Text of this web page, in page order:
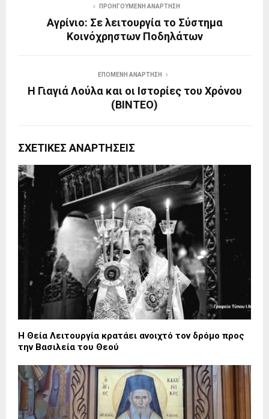
ΠΡΟΗΓΟΎΜΕΝΗ ΑΝΆΡΤΗΣΗ
Αγρίνιο: Σε λειτουργία το Σύστημα
Κοινόχρηστων Ποδηλάτων
ΕΠΌΜΕΝΗ ΑΝΆΡΤΗΣΗ
Η Γιαγιά Λούλα και οι Ιστορίες του Χρόνου
(BINTEO)
ΣΧΕΤΙΚΈΣ ΑΝΑΡΤΉΣΕΙΣ
Η Θεία Λειτουργία κρατάει ανοιχτό τον δρόμο προς
την Βασιλεία του Θεού